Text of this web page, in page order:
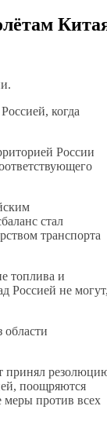
когда
России
стал
транспорта
топлива и
Россией не
области
принял
поощряются
против всех